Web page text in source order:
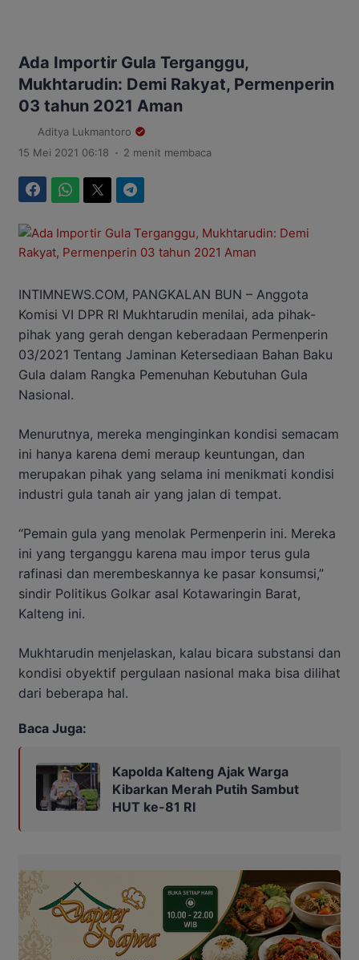
Ada Importir Gula Terganggu,
Mukhtarudin: Demi Rakyat, Permenperin
03 tahun 2021 Aman
Aditya Lukmantoro
15 Mei 2021 06:18 . 2 menit membaca
INTIMNEWS.COM, PANGKALAN BUN – Anggota
Komisi VI DPR RI Mukhtarudin menilai, ada pihak-
pihak yang gerah dengan keberadaan Permenperin
03/2021 Tentang Jaminan Ketersediaan Bahan Baku
Gula dalam Rangka Pemenuhan Kebutuhan Gula
Nasional.
Menurutnya, mereka menginginkan kondisi semacam
ini hanya karena demi meraup keuntungan, dan
merupakan pihak yang selama ini menikmati kondisi
industri gula tanah air yang jalan di tempat.
“Pemain gula yang menolak Permenperin ini. Mereka
ini yang terganggu karena mau impor terus gula
rafinasi dan merembeskannya ke pasar konsumsi,”
sindir Politikus Golkar asal Kotawaringin Barat,
Kalteng ini.
Mukhtarudin menjelaskan, kalau bicara substansi dan
kondisi obyektif pergulaan nasional maka bisa dilihat
dari beberapa hal.
Baca Juga:
Kapolda Kalteng Ajak Warga
Kibarkan Merah Putih Sambut
HUT ke-81 RI